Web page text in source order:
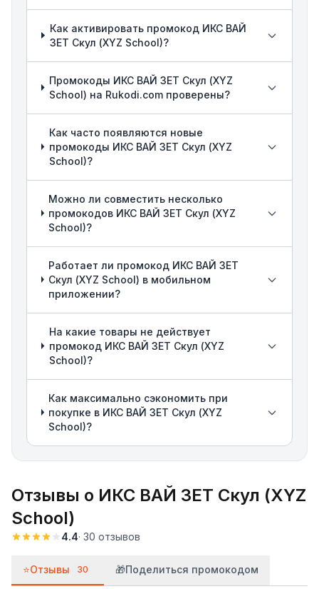
Как активировать промокод ИКС ВАЙ
ЗЕТ Скул (XYZ School)?
Промокоды ИКС ВАЙ ЗЕТ Скул (XYZ
School) на Rukodi.com проверены?
Как часто появляются новые
промокоды ИКС ВАЙ ЗЕТ Скул (XYZ
School)?
Можно ли совместить несколько
промокодов ИКС ВАЙ ЗЕТ Скул (XYZ
School)?
Работает ли промокод ИКС ВАЙ ЗЕТ
Скул (XYZ School) в мобильном
приложении?
На какие товары не действует
промокод ИКС ВАЙ ЗЕТ Скул (XYZ
School)?
Как максимально сэкономить при
покупке в ИКС ВАЙ ЗЕТ Скул (XYZ
School)?
Отзывы о ИКС ВАЙ ЗЕТ Скул (XYZ
School)
4.4· 30 отзывов
⭐Отзывы 30 🎁Поделиться промокодом